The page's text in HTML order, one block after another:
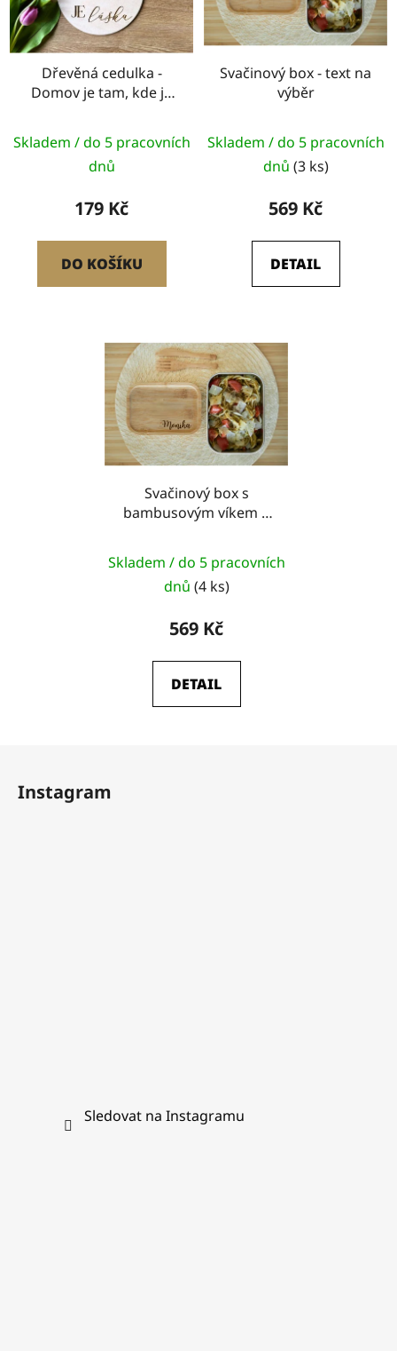
Dřevěná cedulka -
Domov je tam, kde je
Skladem / do 5 pracovních
dnů
179 Kč
DO KOŠÍKU
Svačinový box - text na
výběr
Skladem / do 5 pracovních
dnů (3 ks)
569 Kč
DETAIL
Svačinový box s
bambusovým víkem a
Skladem / do 5 pracovních
dnů (4 ks)
569 Kč
DETAIL
Instagram
Sledovat na Instagramu